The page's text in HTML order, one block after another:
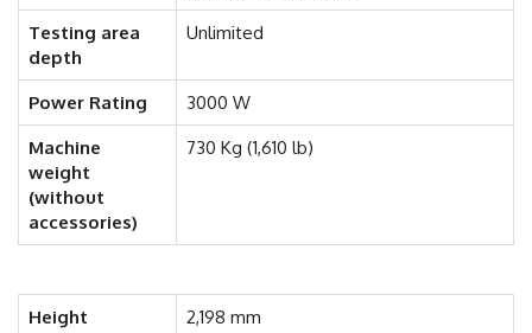
Testing area
depth
Unlimited
Power Rating
3000 W
Machine
weight
(without
accessories)
730 Kg (1,610 lb)
Height
2,198 mm